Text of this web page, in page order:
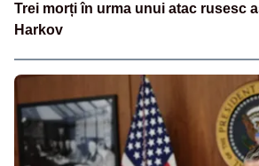
Trei morți în urma unui atac rusesc
Harkov